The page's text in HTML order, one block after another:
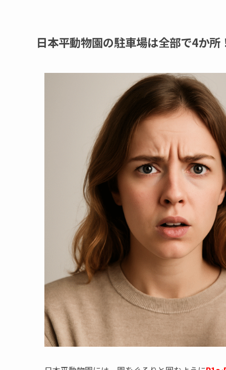
日本平動物園の駐車場は全部で4か所